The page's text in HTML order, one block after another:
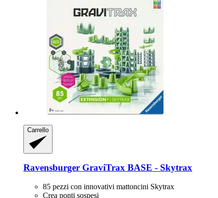
Carrello
Ravensburger GraviTrax BASE -​ Skytrax
85 pezzi con innovativi mattoncini Skytrax
Crea ponti sospesi